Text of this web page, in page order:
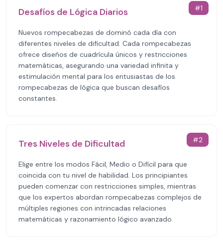
#1
Desafíos de Lógica Diarios
Nuevos rompecabezas de dominó cada día con
diferentes niveles de dificultad. Cada rompecabezas
ofrece diseños de cuadrícula únicos y restricciones
matemáticas, asegurando una variedad infinita y
estimulación mental para los entusiastas de los
rompecabezas de lógica que buscan desafíos
constantes.
#2
Tres Niveles de Dificultad
Elige entre los modos Fácil, Medio o Difícil para que
coincida con tu nivel de habilidad. Los principiantes
pueden comenzar con restricciones simples, mientras
que los expertos abordan rompecabezas complejos de
múltiples regiones con intrincadas relaciones
matemáticas y razonamiento lógico avanzado.